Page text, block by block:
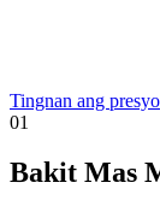
Tingnan ang presyo
01
Bakit Mas